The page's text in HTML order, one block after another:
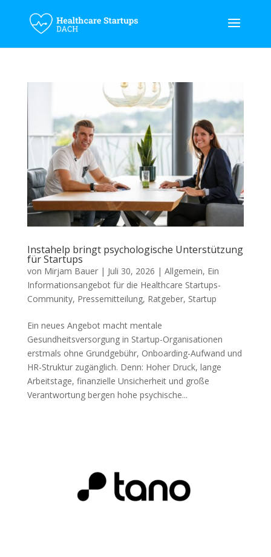
Instahelp bringt psychologische Unterstützung
für Startups
von Mirjam Bauer| Juli 30, 2026 | Allgemein, Ein
Informationsangebot für die Healthcare Startups-
Community, Pressemitteilung, Ratgeber, Startup
Ein neues Angebot macht mentale
Gesundheitsversorgung in Startup-Organisationen
erstmals ohne Grundgebühr, Onboarding-Aufwand und
HR-Struktur zugänglich. Denn: Hoher Druck, lange
Arbeitstage, finanzielle Unsicherheit und große
Verantwortung bergen hohe psychische...